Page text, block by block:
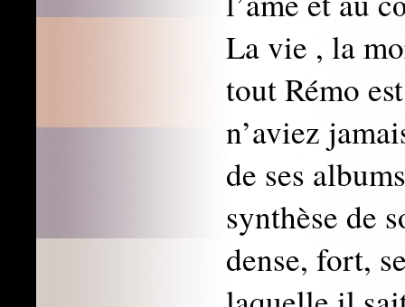
La vie , la
tout Rémo
n’aviez
de ses
synthèse de
dense, fort,